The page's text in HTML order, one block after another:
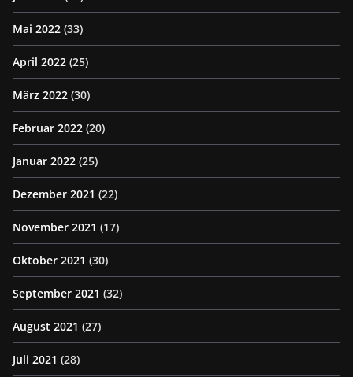
Mai 2022 (33)
April 2022 (25)
März 2022 (30)
Februar 2022 (20)
Januar 2022 (25)
Dezember 2021 (22)
November 2021 (17)
Oktober 2021 (30)
September 2021 (32)
August 2021 (27)
Juli 2021 (28)